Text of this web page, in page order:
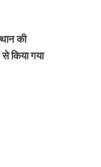
की
से किया गया